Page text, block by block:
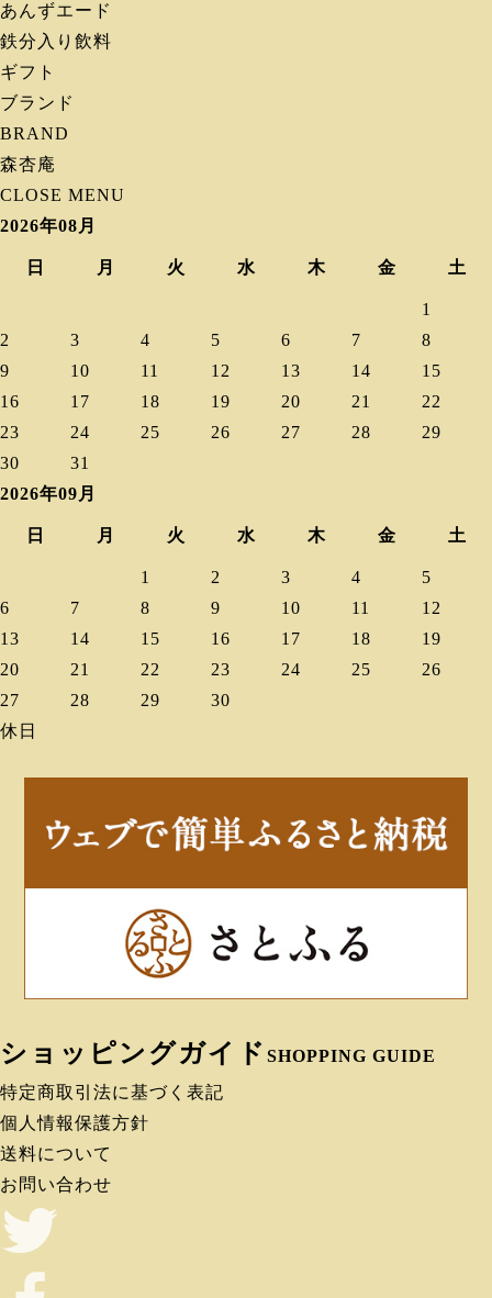
あんずエード
鉄分入り飲料
ギフト
ブランド
BRAND
森杏庵
CLOSE MENU
2026年08月
日 月 火 水 木 金 土
1
2
3 4 5 6 7
8
9
10 11 12 13 14
15
16
17 18 19 20 21
22
23
24 25 26 27 28
29
30
31
2026年09月
日 月 火 水 木 金 土
1 2 3 4
5
6
7 8 9 10 11
12
13
14 15 16 17 18
19
20
21 22 23 24 25
26
27
28 29
30
休日
ショッピングガイド SHOPPING GUIDE
特定商取引法に基づく表記
個人情報保護方針
送料について
お問い合わせ